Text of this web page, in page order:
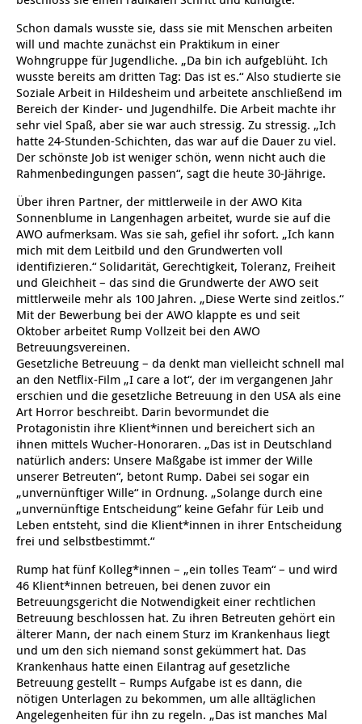
Ortsverein Alt-Laatzen
Ortsverein Arnum
Ortsverein Barsinghausen
Ortsverein Bennigsen
Ortsverein Bredenbeck
Ortsverein Großburgwedel
Ortsverein Godshorn
Ortsverein Garbsen
Ortsverein Fuhrberg
Ortsverein Berenbostel
Ortsverein Burgdorf
Ortsverein Burgdorf
Ortsverein Engelbostel-Schulenburg
Verein für Kinderkultur e.V.
Kindertagesstätte Freytagstraße
Kindertagesstätte Gehägestraße
Kindertagesstätte Gottfried-Keller-Straße /
Familienzentrum
Kindertagesstätte Große Pranke
Kindertagesstätte Herbartstraße
Kindertagesstätte Hiltrud-Grote-Weg
Krippe Höltystraße
Kindertagesstätte Ibykusweg / Familienzentrum
Kindertagesstätte Johannes-Lau-Hof
Kindertagesstätte Klaus-Müller-Kilian-Weg /
“Mäuseburg” / Familienzentrum
Kindertagesstätte König-Ludwig-Straße
Kindertagesstätte Langes Feld “Deisterspatzen”
Kindertagesstätte Moorlilienweg /
Familienzentrum
Kindertagesstätte Petermannstraße /
Familienzentrum
Kindertagesstätte Pfarrlandplatz
Kindertagesstätte Rosenbergstraße
Krippe Schleswiger Straße
Kindertagesstätte Eichsfelder Straße
Kindertagesstätte Elmstraße / Familienzentrum
Kindertagesstätte Freudenthalstraße /
Familienzentrum
Kindertagesstätte Freytagstraße
Kindertagesstätte Gehägestraße
Kindertagesstätte Gorch-Fock-Straße
Kindertagesstätte Gottfried-Keller-Straße /
Familienzentrum
Kindertagesstätte Große Pranke
Kindertagesstätte Harenberger Straße
Kindertagesstätte Herbartstraße
Kindertagesstätte Hiltrud-Grote-Weg
Kindertagesstätte Ibykusweg / Familienzentrum
Kindertagesstätte Johannes-Lau-Hof
Kindertagesstätte Kapellenbrink /
Familienzentrum
Kindertagesstätte Klaus-Müller-Kilian-Weg /
“Mäuseburg” / Familienzentrum
Kindertagesstätte König-Ludwig-Straße
Kindertagesstätte Langes Feld “Deisterspatzen”
Kindertagesstätte Levester Straße
Kindertagesstätte Mühenkamp / Familienzentrum
Kindertagesstätte Pfarrlandplatz
Kindertagesstätte Rosenbergstraße
Hort Salzmannstraße
Kindertagesstätte Schweriner Straße /
Familienzentrum
Außenstelle Hort Stenhusenstraße
Kindertagesstätte Sylter Weg
Kindertagesstätte Mühenkamp / Familienzentrum
Kindertagesstätte Petermannstraße /
Familienzentrum
Kindertagesstätte Schweriner Straße /
Familienzentrum
Qi Gong
Life Kinetik
Yoga mit Baby
Yoga in der Schwangerschaft
Stretch und Relax
Fitness für Frauen
Familienberatungsstelle
Infotelefon
Online Pflege- und Seniorenberatung
Helfende Hände
Pflege und Wohnen
Wohnen für Alleinerziehende
Beratungsangebote
Jugendliche
Jugendwohnen im Stadtteil
Ältere Menschen
Behördenbegleitung und Formularausfüllhilfe
Mehrsprachige Beratung
Wegweiser Seniorenkompass
Infotelefon
Migration
Berufssprachkurse
Migrationsberatung für junge Menschen
Interkulturelle Beratung für ältere Menschen
Menschen mit Behinderungen
Schon damals wusste sie, dass sie mit Menschen arbeiten
will und machte zunächst ein Praktikum in einer
Wohngruppe für Jugendliche. „Da bin ich aufgeblüht. Ich
wusste bereits am dritten Tag: Das ist es.“ Also studierte sie
Soziale Arbeit in Hildesheim und arbeitete anschließend im
Bereich der Kinder- und Jugendhilfe. Die Arbeit machte ihr
sehr viel Spaß, aber sie war auch stressig. Zu stressig. „Ich
hatte 24-Stunden-Schichten, das war auf die Dauer zu viel.
Der schönste Job ist weniger schön, wenn nicht auch die
Rahmenbedingungen passen“, sagt die heute 30-Jährige.
Über ihren Partner, der mittlerweile in der AWO Kita
Sonnenblume in Langenhagen arbeitet, wurde sie auf die
AWO aufmerksam. Was sie sah, gefiel ihr sofort. „Ich kann
mich mit dem Leitbild und den Grundwerten voll
identifizieren.“ Solidarität, Gerechtigkeit, Toleranz, Freiheit
und Gleichheit – das sind die Grundwerte der AWO seit
mittlerweile mehr als 100 Jahren. „Diese Werte sind zeitlos.“
Mit der Bewerbung bei der AWO klappte es und seit
Oktober arbeitet Rump Vollzeit bei den AWO
Betreuungsvereinen.
Gesetzliche Betreuung – da denkt man vielleicht schnell mal
an den Netflix-Film „I care a lot“, der im vergangenen Jahr
erschien und die gesetzliche Betreuung in den USA als eine
Art Horror beschreibt. Darin bevormundet die
Protagonistin ihre Klient*innen und bereichert sich an
ihnen mittels Wucher-Honoraren. „Das ist in Deutschland
natürlich anders: Unsere Maßgabe ist immer der Wille
unserer Betreuten“, betont Rump. Dabei sei sogar ein
„unvernünftiger Wille“ in Ordnung. „Solange durch eine
„unvernünftige Entscheidung“ keine Gefahr für Leib und
Leben entsteht, sind die Klient*innen in ihrer Entscheidung
frei und selbstbestimmt.“
Rump hat fünf Kolleg*innen – „ein tolles Team“ – und wird
46 Klient*innen betreuen, bei denen zuvor ein
Betreuungsgericht die Notwendigkeit einer rechtlichen
Betreuung beschlossen hat. Zu ihren Betreuten gehört ein
älterer Mann, der nach einem Sturz im Krankenhaus liegt
und um den sich niemand sonst gekümmert hat. Das
Krankenhaus hatte einen Eilantrag auf gesetzliche
Betreuung gestellt – Rumps Aufgabe ist es dann, die
nötigen Unterlagen zu bekommen, um alle alltäglichen
Angelegenheiten für ihn zu regeln. „Das ist manches Mal